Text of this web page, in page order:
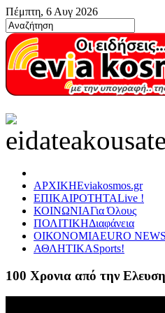
Πέμπτη, 6 Αυγ 2026
ΑΡΧΙΚΗEviakosmos.gr
ΕΠΙΚΑΙΡΟΤΗΤΑLive !
ΚΟΙΝΩΝΙΑΓια Όλους
ΠΟΛΙΤΙΚΗΔιαφάνεια
ΟΙΚΟΝΟΜΙΑEURO NEWS
ΑΘΛΗΤΙΚΑSports!
100 Χρονια από την